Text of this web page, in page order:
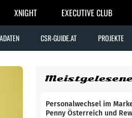
XNIGHT EXECUTIVE CLUB
CSR-GUIDE.AT PROJEKTE
Personalwechsel im
Penny Österreich und